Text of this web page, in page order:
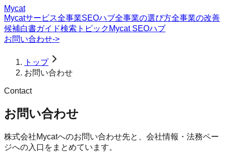
Mycat
Mycatサービス全事業SEOハブ全事業の選び方全事業の改善
候補白書ガイド検索トピック Mycat SEOハブ
お問い合わせ->
トップ
お問い合わせ
Contact
お問い合わせ
株式会社Mycatへのお問い合わせ先と、会社情報・法務ペー
ジへの入口をまとめています。